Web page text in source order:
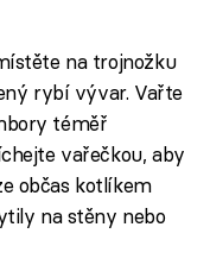
na trojnožku
rybí vývar. Vařte
téměř
vařečkou, aby
občas kotlíkem
na stěny nebo